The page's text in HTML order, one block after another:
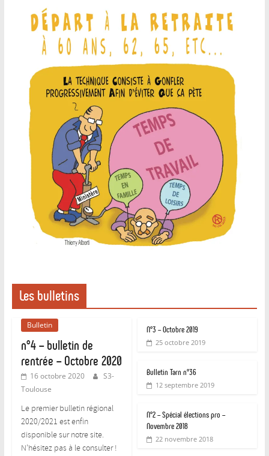
Les bulletins
Bulletin
n°4 – bulletin de
rentrée – Octobre 2020
16 octobre 2020
S3-
Toulouse
Le premier bulletin régional
2020/2021 est enfin
disponible sur notre site.
N’hésitez pas à le consulter !
N°3 – Octobre 2019
25 octobre 2019
Bulletin Tarn n°36
12 septembre 2019
N°2 – Spécial élections pro –
Novembre 2018
22 novembre 2018